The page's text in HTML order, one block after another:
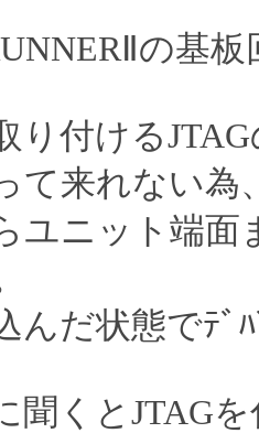
の基
り付ける
て来れない為
ユニット端面
んだ状態でﾃﾞ
聞くとJTAG